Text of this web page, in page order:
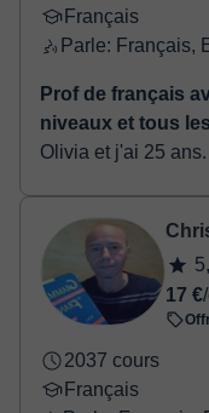
Français
Prof de français
niveaux et tous
Olivia et j'ai 25
17 €
2037 cours
Français